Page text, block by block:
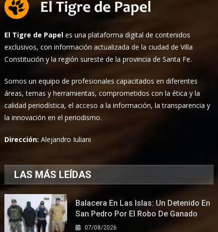
El Tigre de Papel es una plataforma digital de contenidos
exclusivos, con información actualizada de la ciudad de Villa
Constitución y la región sureste de la provincia de Santa Fe.
Somos un equipo de profesionales capacitados en diferentes
áreas, temas y herramientas, comprometidos con la ética y la
calidad periodística, el acceso a la información, la transparencia y
la innovación en el periodismo.
Dirección:Alejandro Iuliani
LAS MÁS LEÍDAS
Balacera En Las Islas: Un Detenido En
San Pedro Por El Robo De Ganado
07/08/2026